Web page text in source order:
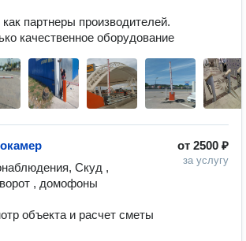
партнеры производителей.
качественное оборудование
от 2500 ₽
за услугу
Скуд ,
, домофоны
объекта и расчет сметы